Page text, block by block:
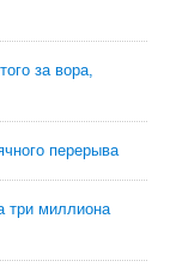
за вора,
перерыва
три миллиона